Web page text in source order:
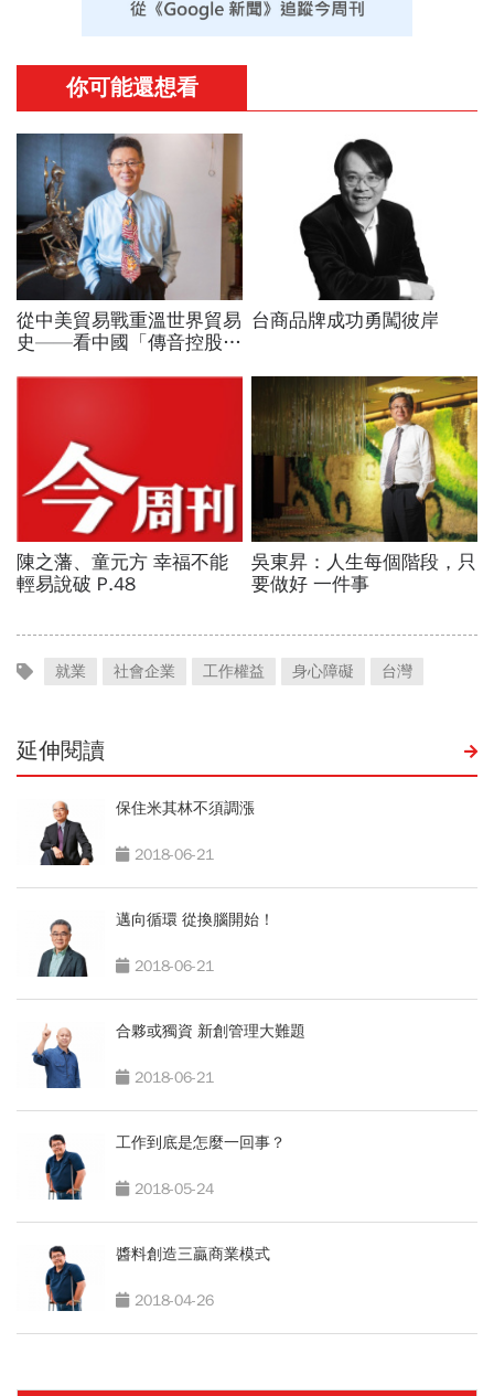
就業 社會企業 工作權益 身心障礙 台灣
延伸閱讀
保住米其林不須調漲
2018-06-21
邁向循環 從換腦開始！
2018-06-21
合夥或獨資 新創管理大難題
2018-06-21
工作到底是怎麼一回事？
2018-05-24
醬料創造三贏商業模式
2018-04-26